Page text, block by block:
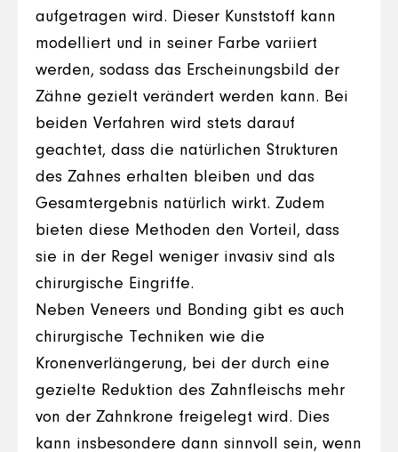
aufgetragen wird. Dieser Kunststoff kann
modelliert und in seiner Farbe variiert
werden, sodass das Erscheinungsbild der
Zähne gezielt verändert werden kann. Bei
beiden Verfahren wird stets darauf
geachtet, dass die natürlichen Strukturen
des Zahnes erhalten bleiben und das
Gesamtergebnis natürlich wirkt. Zudem
bieten diese Methoden den Vorteil, dass
sie in der Regel weniger invasiv sind als
chirurgische Eingriffe.
Neben Veneers und Bonding gibt es auch
chirurgische Techniken wie die
Kronenverlängerung, bei der durch eine
gezielte Reduktion des Zahnfleischs mehr
von der Zahnkrone freigelegt wird. Dies
kann insbesondere dann sinnvoll sein, wenn